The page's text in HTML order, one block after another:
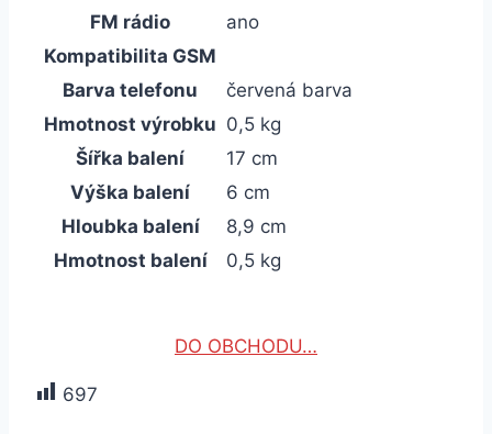
FM rádio
ano
Kompatibilita GSM
Barva telefonu
červená barva
Hmotnost výrobku 0,5 kg
Šířka balení
17 cm
Výška balení
6 cm
Hloubka balení
8,9 cm
Hmotnost balení
0,5 kg
DO OBCHODU…
697